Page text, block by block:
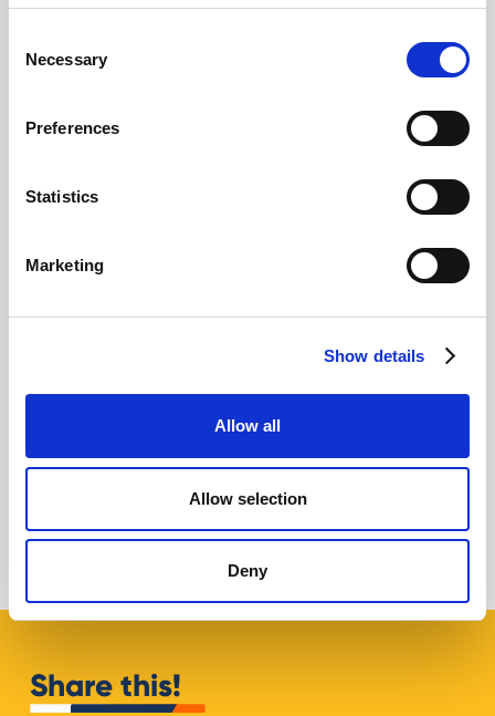
Selection
Necessary
Preferences
Statistics
Marketing
Show details
Allow all
Allow selection
Deny
Vitesy, la startup Italiana per la nuova
Il futuro di YouTube e dell'etica online, con
Giovanni Coppola
Share this!